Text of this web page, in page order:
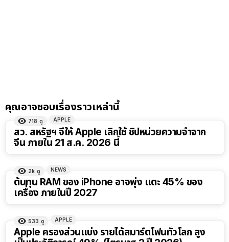
คุณอาจชอบเรื่องราวเหล่านี้
718 ดู APPLE
สว. สหรัฐฯ จี้ให้ Apple เลิกใช้ ชิปหน่วยความจำจาก
จีน ภายใน 21 ส.ค. 2026 นี้
2k ดู NEWS
ต้นทุน RAM ของ iPhone อาจพุ่ง แตะ 45% ของ
เครื่อง ภายในปี 2027
533 ดู APPLE
Apple ครองส่วนแบ่ง รายได้สมาร์ตโฟนทั่วโลก สูง